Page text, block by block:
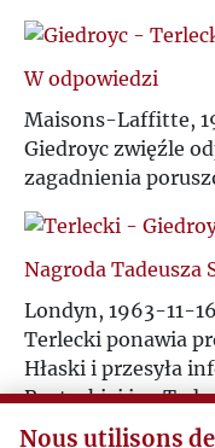
W odpowiedzi
Maisons-Laffitte,
Giedroyc zwięźle
zagadnienia
Nagroda Tadeusza
Londyn, 1963-11-
Terlecki ponawia
Hłaski i przesyła
Poetyckiej im.
komunikatna ten
Nous utilisons